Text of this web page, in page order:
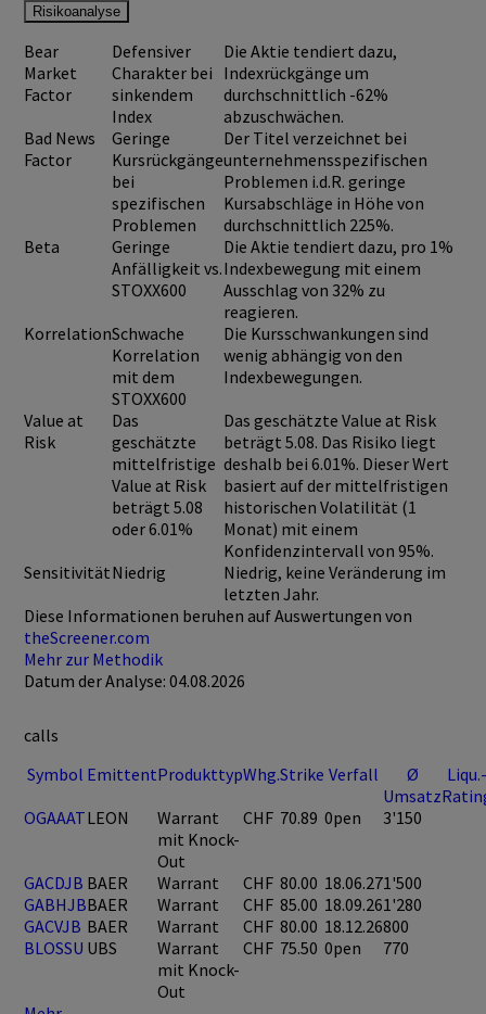
Risikoanalyse
Bear
Market
Factor
Defensiver
Charakter bei
sinkendem
Index
Die Aktie tendiert dazu,
Indexrückgänge um
durchschnittlich -62%
abzuschwächen.
Bad News
Factor
Geringe
Kursrückgänge
bei
spezifischen
Problemen
Der Titel verzeichnet bei
unternehmensspezifischen
Problemen i.d.R. geringe
Kursabschläge in Höhe von
durchschnittlich 225%.
Beta
Geringe
Anfälligkeit vs.
STOXX600
Die Aktie tendiert dazu, pro 1%
Indexbewegung mit einem
Ausschlag von 32% zu
reagieren.
KorrelationSchwache
Korrelation
mit dem
STOXX600
Die Kursschwankungen sind
wenig abhängig von den
Indexbewegungen.
Value at
Risk
Das
geschätzte
mittelfristige
Value at Risk
beträgt 5.08
oder 6.01%
Das geschätzte Value at Risk
beträgt 5.08. Das Risiko liegt
deshalb bei 6.01%. Dieser Wert
basiert auf der mittelfristigen
historischen Volatilität (1
Monat) mit einem
Konfidenzintervall von 95%.
SensitivitätNiedrig
Niedrig, keine Veränderung im
letzten Jahr.
Diese Informationen beruhen auf Auswertungen von
theScreener.com
Mehr zur Methodik
Datum der Analyse: 04.08.2026
calls
Symbol EmittentProdukttypWhg.Strike Verfall
Ø
Umsatz
Liqu.-
OGAAATLEON
Warrant
mit Knock-
Out
CHF 70.89 0pen 3'150
GACDJB BAER Warrant CHF 80.00 18.06.271'500
GABHJBBAER Warrant CHF 85.00 18.09.261'280
GACVJB BAER Warrant CHF 80.00 18.12.26800
BLOSSU UBS
Warrant
mit Knock-
Out
CHF 75.50 0pen 770